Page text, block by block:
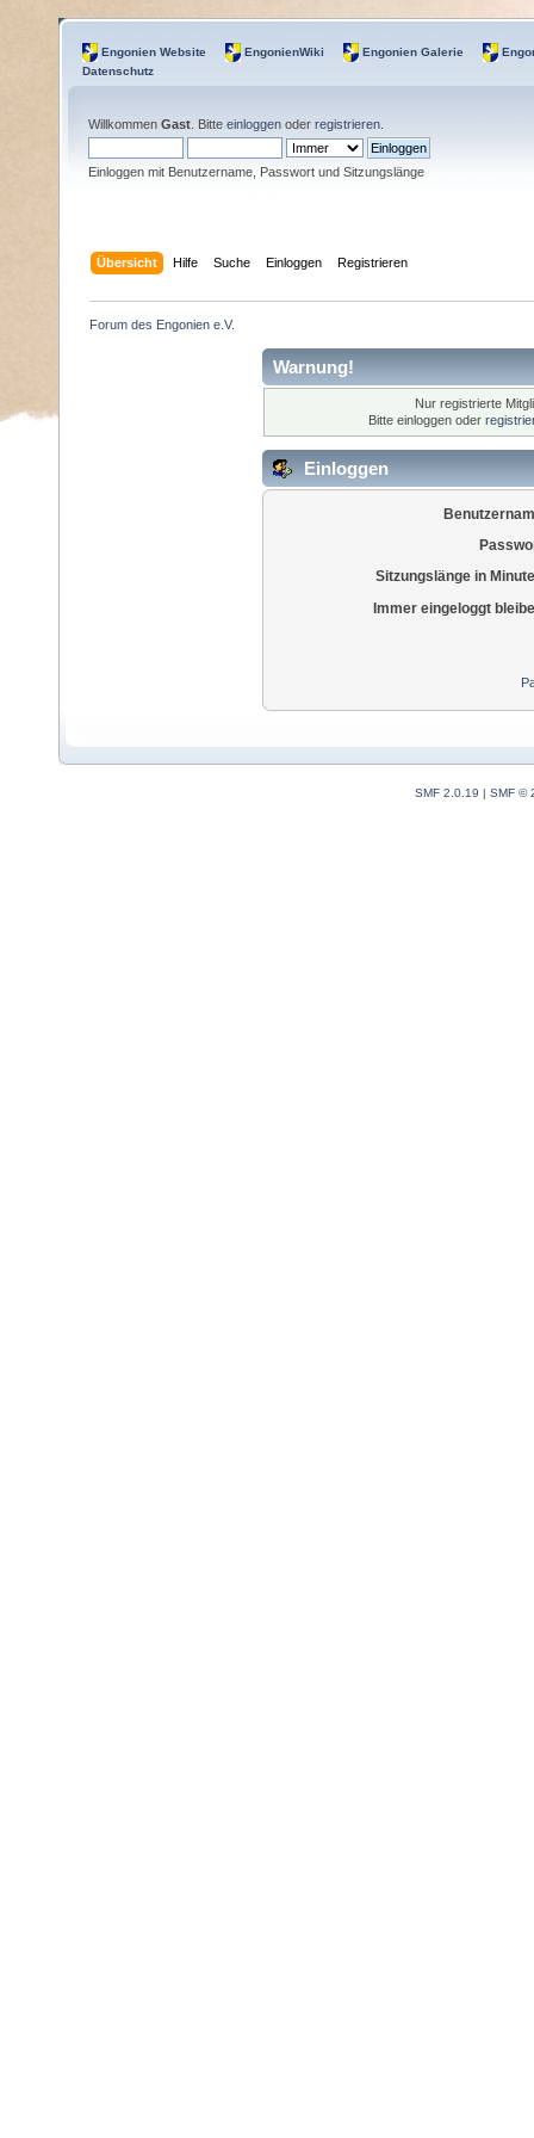
Engonien Website EngonienWiki Engonien Galerie
Datenschutz
Willkommen Gast . Bitte einloggen oder registrieren
Einloggen mit Benutzername, Passwort und Sitzungslänge
Übersicht Hilfe Suche Einloggen Registrieren
Forum des Engonien e.V.
Warnung!
Nur registrierte
Bitte einloggen oder
Einloggen
Sitzungslänge in
Immer eingeloggt
SMF 2.0.19 | SMF ©